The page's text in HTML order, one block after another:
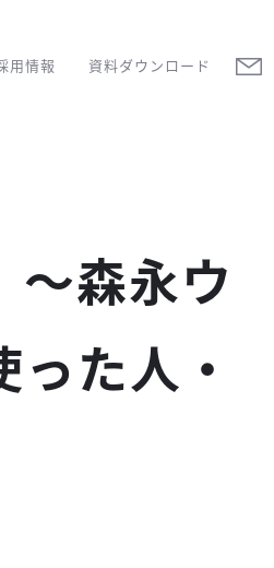
用情報 資料ダウンロード
森永ウ
た人・